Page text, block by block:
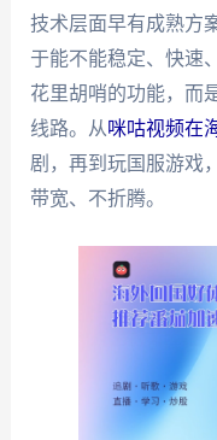
技术层面早有成熟方
于能不能稳定、快速
花里胡哨的功能，而
线路。从咪咕视频在
剧，再到玩国服游戏
带宽、不折腾。